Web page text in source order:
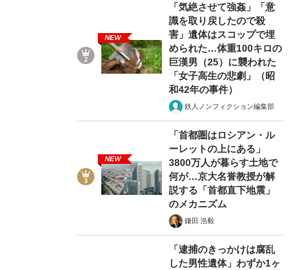
NEW
「気絶させて強姦」「意
識を取り戻したので殺
害」遺体はスコップで埋
められた…体重100キロの
巨漢男（25）に襲われた
「女子高生の悲劇」（昭
和42年の事件）
鉄人ノンフィクション編集部
NEW
「首都圏はロシアン・ル
ーレットの上にある」
3800万人が暮らす土地で
何が…京大名誉教授が解
説する「首都直下地震」
のメカニズム
鎌田 浩毅
「逮捕のきっかけは腐乱
した男性遺体」わずか1ヶ